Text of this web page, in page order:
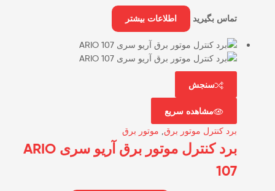
تماس بگیرید اطلاعات بیشتر
سنجش
مشاهده سریع
برد کنترل موتور برق, موتور برق
برد کنترل موتور برق آریو سری ARIO
107